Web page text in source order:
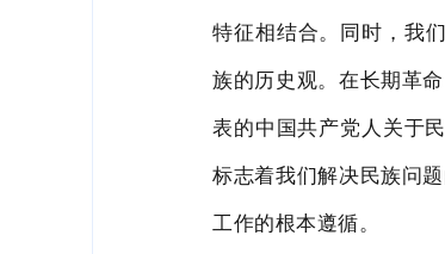
特征相结合。同时，我们
族的历史观。在长期革
表的中国共产党人关于
标志着我们解决民族问
工作的根本遵循。